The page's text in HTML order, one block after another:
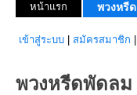
หน้าแรก พวงหรีด
เข้าสู่ระบบ สมัครสมาชิก
พวงหรีดพัดลม